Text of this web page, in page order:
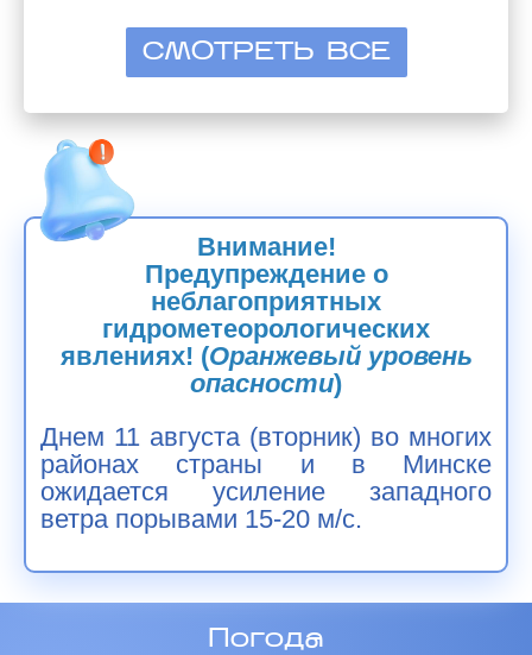
СМОТРЕТЬ ВСЕ
Внимание!
Предупреждение о
неблагоприятных
гидрометеорологических
явлениях! (Оранжевый уровень
опасности)
Днем 11 августа (вторник) во многих
районах страны и в Минске
ожидается усиление западного
ветра порывами 15-20 м/с.
Погода